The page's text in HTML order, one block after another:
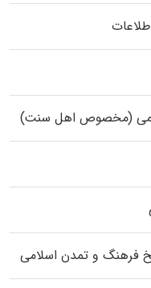
(مخصوص اهل سنت)
فرهنگ و تمدن اسلامی